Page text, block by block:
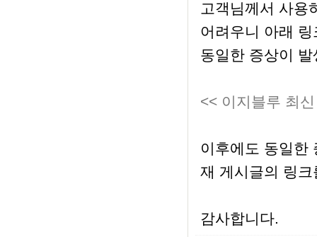
고객님께서 사용
어려우니 아래
동일한 증상이
<< 이지블루 최
이후에도 동일한
재 게시글의 링
감사합니다.